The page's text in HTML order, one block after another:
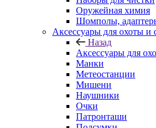
Оружейная химия
Шомполы,
Аксессуары для охоты и
Назад
Аксессуары для
Манки
Метеостанции
Мишени
Наушники
Очки
Патронташи